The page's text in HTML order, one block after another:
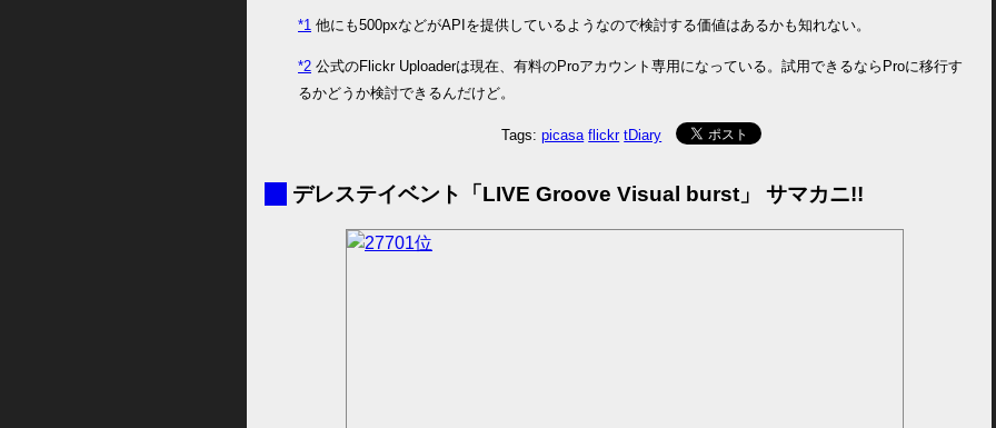
*1 他にも500pxなどがAPIを提供しているようなので検討する価値はあるかも知れない。
*2 公式のFlickr Uploaderは現在、有料のProアカウント専用になっている。試用できるならProに移行す
るかどうか検討できるんだけど。
Tags:picasa flickr tDiary
デレステイベント「LIVE Groove Visual burst」 サマカニ!!